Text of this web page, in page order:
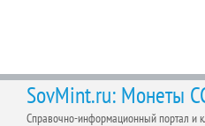
SovMint.ru: Монеты
Справочно-информационный портал и